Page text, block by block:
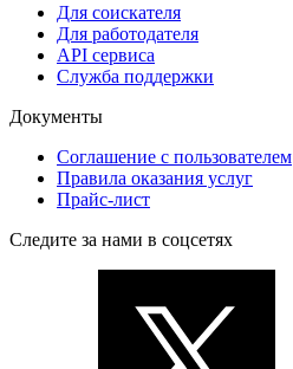
Для соискателя
Для работодателя
API сервиса
Служба поддержки
Документы
Соглашение с пользователем
Правила оказания услуг
Прайс-лист
Следите за нами в соцсетях